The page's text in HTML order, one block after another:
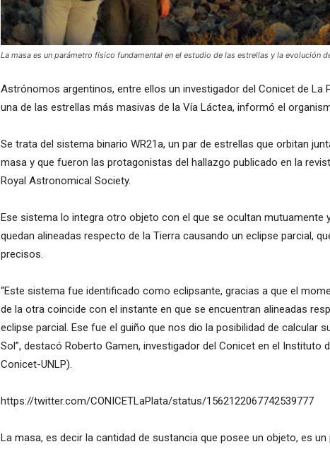
La masa es un parámetro físico fundamental en el estudio de las estrellas y la evolución
Astrónomos argentinos, entre ellos un investigador del Conicet de La
una de las estrellas más masivas de la Vía Láctea, informó el
Se trata del sistema binario WR21a, un par de estrellas que orbitan
masa y que fueron las protagonistas del hallazgo publicado en la
Royal Astronomical Society.
Ese sistema lo integra otro objeto con el que se ocultan mutuamente
quedan alineadas respecto de la Tierra causando un eclipse parcial,
precisos.
“Este sistema fue identificado como eclipsante, gracias a que el
de la otra coincide con el instante en que se encuentran alineadas
eclipse parcial. Ese fue el guiño que nos dio la posibilidad de calcular
Sol”, destacó Roberto Gamen, investigador del Conicet en el Instituto
Conicet-UNLP).
https://twitter.com/CONICETLaPlata/status/1562122067742539777
La masa, es decir la cantidad de sustancia que posee un objeto, es